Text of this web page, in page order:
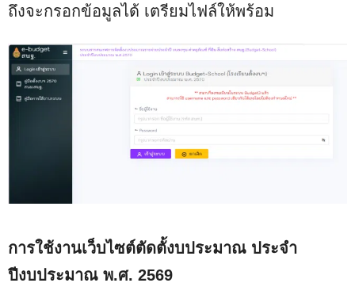
ถึงจะกรอกข้อมูลได้ เตรียมไฟล์ให้พร้อม
การใช้งานเว็บไซต์ตัดตั้งบประมาณ ประจำ
ปีงบประมาณ พ.ศ. 2569